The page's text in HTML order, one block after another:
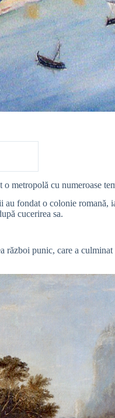
metropolă cu numeroase
fondat o colonie romană,
cucerirea sa.
război punic, care a